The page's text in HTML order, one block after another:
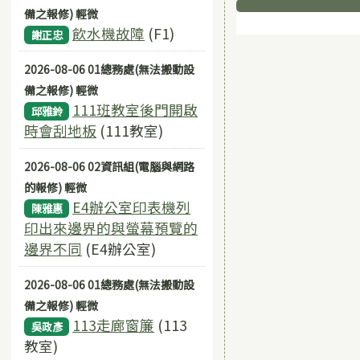
備之報修) 輕微
謝正忠 飲水機故障 (F1)
2026-08-06 01總務處(無法搬動設
備之報修) 輕微
邱雅鈴
111班教室後門開啟
時會刮地板 (111教室)
2026-08-06 02資訊組(電腦與網路
的報修) 輕微
陳雅惠
E4辦公室印表機列
印出來邊界的與螢幕預覽的
邊界不同 (E4辦公室)
2026-08-06 01總務處(無法搬動設
備之報修) 輕微
吳政彥 113走廊窗簾 (113
教室)
下中區域